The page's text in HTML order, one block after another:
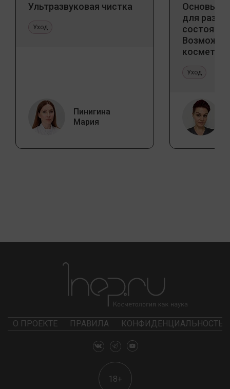
Ультразвуковая чистка
Уход
Пинигина
Мария
Основы
для
Уход
О ПРОЕКТЕ ПРАВИЛА КОНФИДЕНЦИАЛЬНОСТЬ
18+